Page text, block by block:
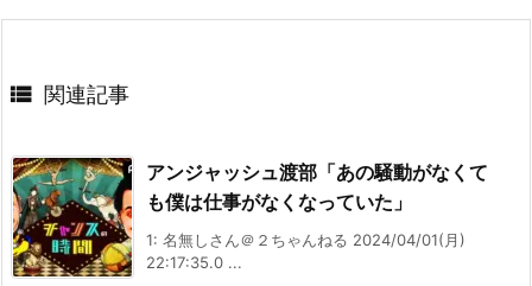
 関連記事
アンジャッシュ渡部「あの騒動がなくて
も僕は仕事がなくなっていた」
1: 名無しさん＠２ちゃんねる 2024/04/01(月)
22:17:35.0 ...